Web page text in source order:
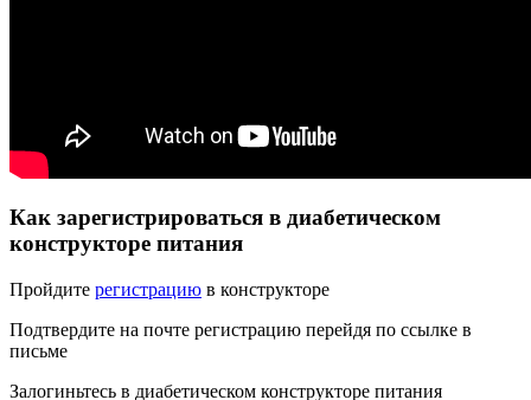
Как зарегистрироваться в диабетическом
конструкторе питания
Пройдите регистрацию в конструкторе
Подтвердите на почте регистрацию перейдя по ссылке в
письме
Залогиньтесь в диабетическом конструкторе питания